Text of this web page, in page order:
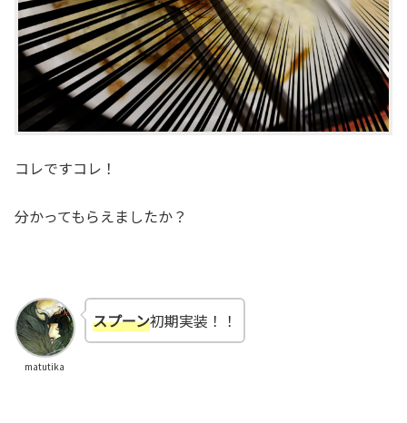
コレですコレ！
分かってもらえましたか？
matutika
スプーン初期実装！！